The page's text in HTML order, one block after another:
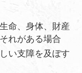
命、身体、財産
れがある場合
い支障を及ぼす